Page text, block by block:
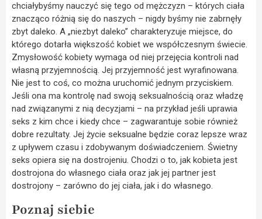
chciałybyśmy nauczyć się tego od mężczyzn – których ciała
znacząco różnią się do naszych – nigdy byśmy nie zabrnęły
zbyt daleko. A „niezbyt daleko” charakteryzuje miejsce, do
którego dotarła większość kobiet we współczesnym świecie.
Zmysłowość kobiety wymaga od niej przejęcia kontroli nad
własną przyjemnością. Jej przyjemność jest wyrafinowana.
Nie jest to coś, co można uruchomić jednym przyciskiem.
Jeśli ona ma kontrolę nad swoją seksualnością oraz władzę
nad związanymi z nią decyzjami – na przykład jeśli uprawia
seks z kim chce i kiedy chce – zagwarantuje sobie również
dobre rezultaty. Jej życie seksualne będzie coraz lepsze wraz
z upływem czasu i zdobywanym doświadczeniem. Świetny
seks opiera się na dostrojeniu. Chodzi o to, jak kobieta jest
dostrojona do własnego ciała oraz jak jej partner jest
dostrojony – zarówno do jej ciała, jak i do własnego.
Poznaj siebie